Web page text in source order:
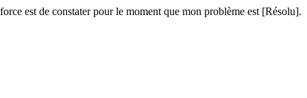
est de constater pour le moment que mon problème est [Résolu].